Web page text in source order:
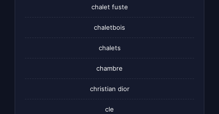
chalet fuste
chaletbois
chalets
chambre
christian dior
cle